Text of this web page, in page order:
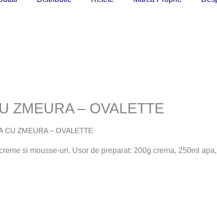
ZMEURA – OVALETTE
CU ZMEURA – OVALETTE
si mousse-uri. Usor de preparat: 200g crema, 250ml